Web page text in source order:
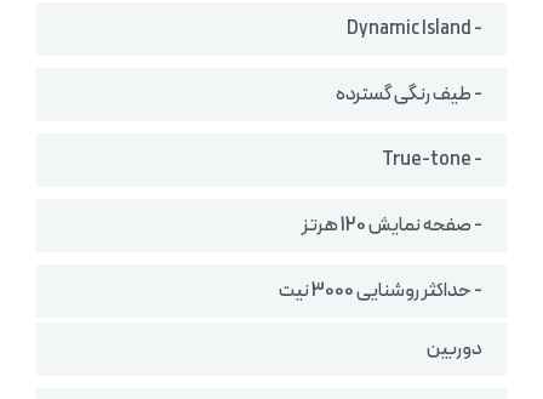
- Dynamic Island
- طیف رنگی گسترده
- True-tone
- صفحه نمایش 120 هرتز
- حداکثر روشنایی 3000 نیت
دوربین